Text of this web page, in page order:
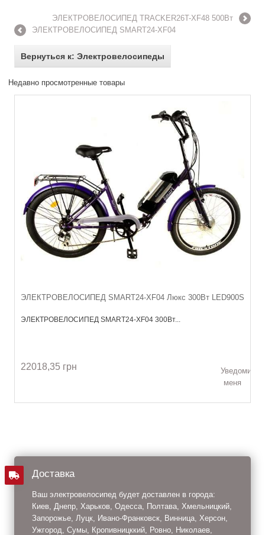
ЭЛЕКТРОВЕЛОСИПЕД TRACKER26T-XF48 500Вт
ЭЛЕКТРОВЕЛОСИПЕД SMART24-XF04
Вернуться к: Электровелосипеды
Недавно просмотренные товары
ЭЛЕКТРОВЕЛОСИПЕД SMART24-XF04 Люкс 300Вт LED900S
ЭЛЕКТРОВЕЛОСИПЕД SMART24-XF04 300Вт...
22018,35 грн
Уведомить
меня
Доставка
Ваш электровелосипед будет доставлен в города:
Киев, Днепр, Харьков, Одесса, Полтава, Хмельницкий,
Запорожье, Луцк, Ивано-Франковск, Винница, Херсон,
Ужгород, Сумы, Кропивницккий, Ровно, Николаев,